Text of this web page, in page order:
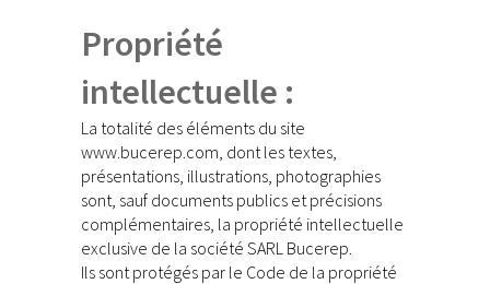
Propriété
intellectuelle :
La totalité des éléments du site
www.bucerep.com, dont les textes,
présentations, illustrations, photographies
sont, sauf documents publics et précisions
complémentaires, la propriété intellectuelle
exclusive de la société SARL Bucerep.
Ils sont protégés par le Code de la propriété